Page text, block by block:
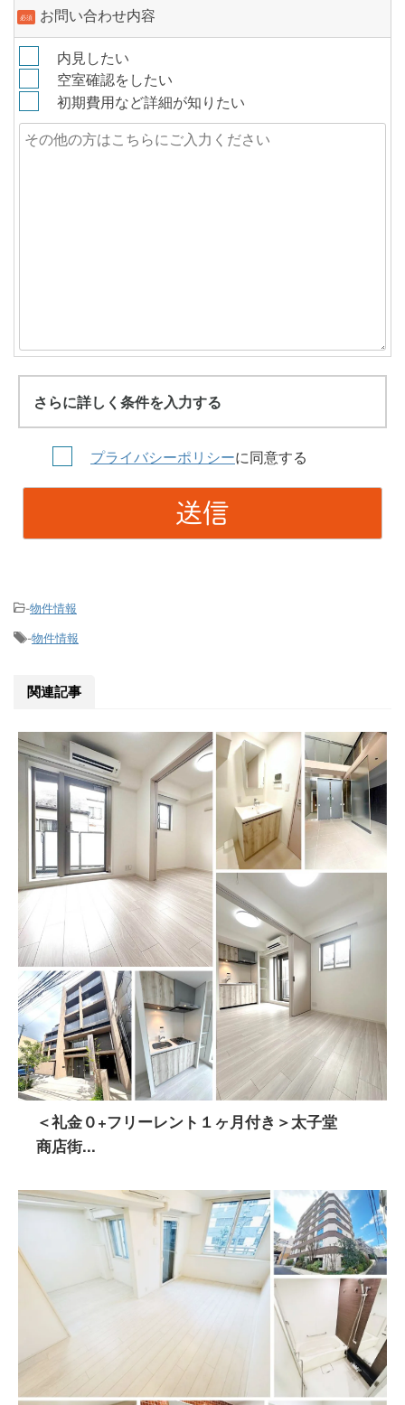
必須 お問い合わせ内容
内見したい
空室確認をしたい
初期費用など詳細が知りたい
さらに詳しく条件を入力する
プライバシーポリシーに同意する
-物件情報
-物件情報
関連記事
＜礼金０+フリーレント１ヶ月付き＞太子堂
商店街...